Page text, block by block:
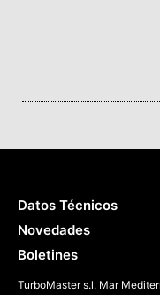
Datos Técnicos
Novedades
Boletines
TurboMaster s.l. Mar